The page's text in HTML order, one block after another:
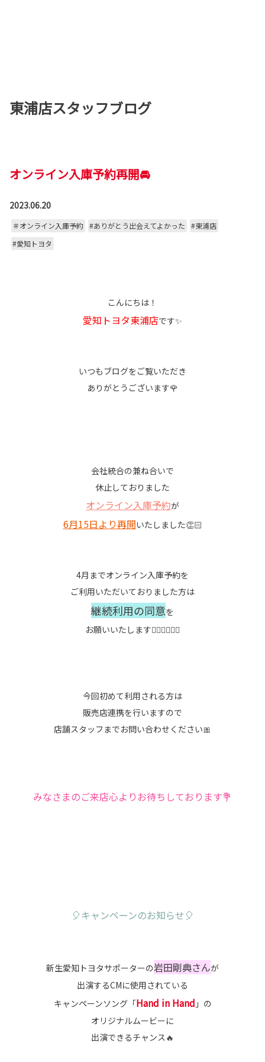
東浦店スタッフブログ
オンライン入庫予約再開🚘
2023.06.20
＃オンライン入庫予約 #ありがとう出会えてよかった
#東浦店
#愛知トヨタ
こんにちは！
愛知トヨタ東浦店です✨
いつもブログをご覧いただき
ありがとうございます🌹
会社統合の兼ね合いで
休止しておりました
オンライン入庫予約が
6月15日より再開いたしました👏🏻
4月までオンライン入庫予約を
ご利用いただいておりました方は
継続利用の同意を
お願いいたします🙆🏻‍♂️🙆🏻‍♀️
今回初めて利用される方は
販売店連携を行いますので
店舗スタッフまでお問い合わせください🎀
みなさまのご来店心よりお待ちしております💐
🎈キャンペーンのお知らせ🎈
新生愛知トヨタサポーターの岩田剛典さんが
出演するCMに使用されている
キャンペーンソング「Hand in Hand 」の
オリジナルムービーに
出演できるチャンス🔥